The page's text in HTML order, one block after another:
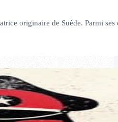
originaire de Suède. Parmi